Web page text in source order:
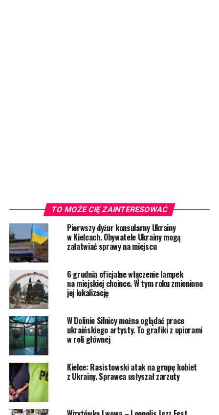
TO MOŻE CIĘ ZAINTERESOWAĆ
Pierwszy dyżur konsularny Ukrainy
w Kielcach. Obywatele Ukrainy mogą
załatwiać sprawy na miejscu
6 grudnia oficjalne włączenie lampek
na miejskiej choince. W tym roku zmieniono
jej lokalizację
W Dolinie Silnicy można oglądać prace
ukraińskiego artysty. To grafiki z upiorami
w roli głównej
Kielce: Rasistowski atak na grupę kobiet
z Ukrainy. Sprawca usłyszał zarzuty